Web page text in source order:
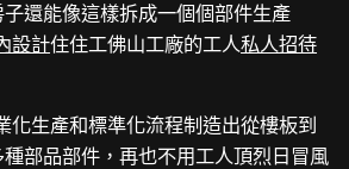
還能像這樣拆成一個個部件生產
設計住住工佛山工廠的工人私人招待
化生產和標準化流程制造出從樓板到
部品部件，再也不用工人頂烈日冒風